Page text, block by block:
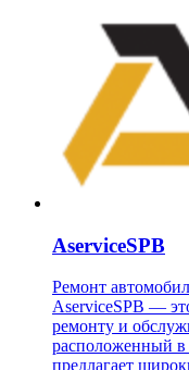
AserviceSPB
Ремонт
AserviceSPB —
ремонту и
расположенный в
предлагает